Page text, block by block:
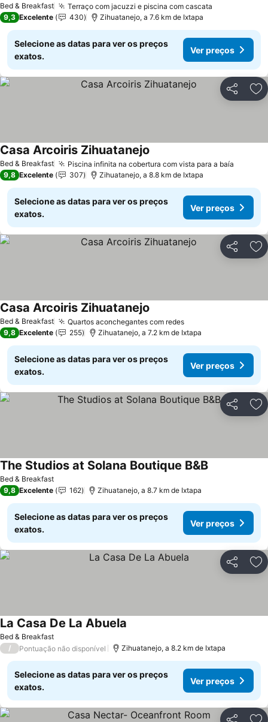
Bed & Breakfast Terraço com jacuzzi e piscina com cascata
9,3 Excelente 430 Zihuatanejo, a 7.6 km de Ixtapa
Selecione as datas para ver os preços
exatos.
Ver preços
Partilhar
Bed & Breakfast Piscina infinita na cobertura com vista para a baía
Casa Arcoiris Zihuatanejo
9,8 Excelente 307 Zihuatanejo, a 8.8 km de Ixtapa
Selecione as datas para ver os preços
exatos.
Ver preços
Partilhar
Bed & Breakfast Quartos aconchegantes com redes
Casa Arcoiris Zihuatanejo
9,8 Excelente 255 Zihuatanejo, a 7.2 km de Ixtapa
Selecione as datas para ver os preços
exatos.
Ver preços
Partilhar
Bed & Breakfast
The Studios at Solana Boutique B&B
9,8 Excelente 162 Zihuatanejo, a 8.7 km de Ixtapa
Selecione as datas para ver os preços
exatos.
Ver preços
Partilhar
Bed & Breakfast
La Casa De La Abuela
/ Pontuação não disponível Zihuatanejo, a 8.2 km de Ixtapa
Selecione as datas para ver os preços
exatos.
Ver preços